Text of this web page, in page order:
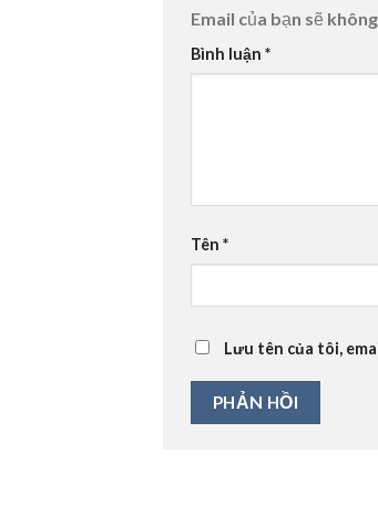
Email của bạn sẽ
Bình luận *
Tên *
Lưu tên của tôi,